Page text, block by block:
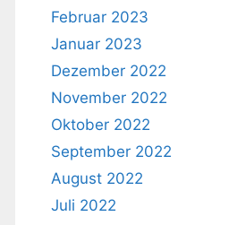
Februar 2023
Januar 2023
Dezember 2022
November 2022
Oktober 2022
September 2022
August 2022
Juli 2022